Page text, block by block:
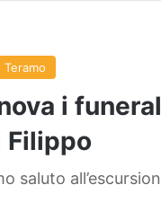
Teramo
i
Filippo
saluto